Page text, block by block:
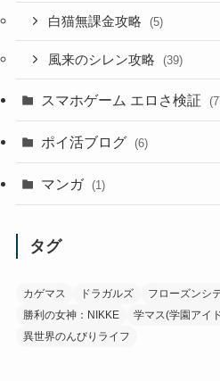
白猫無課金攻略 (5)
風来のシレン攻略 (39)
スマホゲーム エロさ検証
ポイ活ブログ (6)
マンガ (1)
タグ
カゲマス ドラガルズ フローズンシ
勝利の女神：NIKKE
学マス(学園アイ
異世界のんびりライフ